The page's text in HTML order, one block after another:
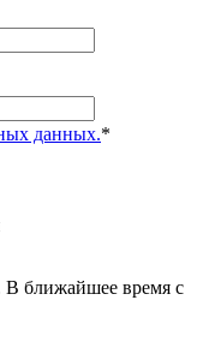
данных.*
В ближайшее время с